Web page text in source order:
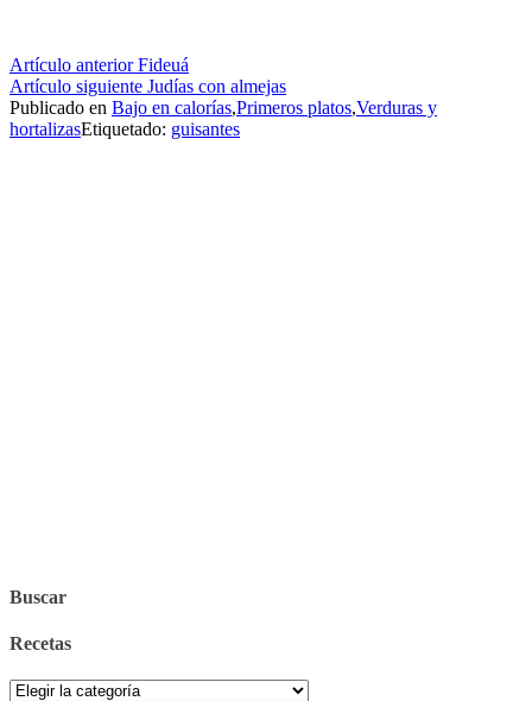
Seguir
leyendo
Artículo anteriorFideuá
Artículo siguiente Judías con almejas
Publicado en Bajo en calorías,Primeros platos,Verduras y
hortalizasEtiquetado: guisantes
Buscar
Recetas
Recetas